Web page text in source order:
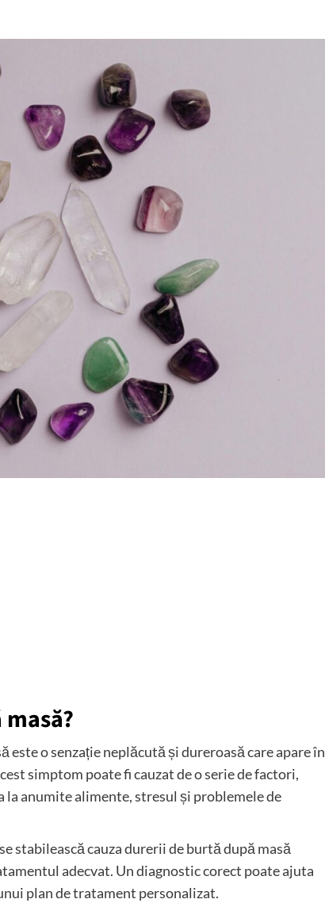
o senzație neplăcută și dureroasă care apare în
simptom poate fi cauzat de o serie de factori,
anumite alimente, stresul și problemele de
stabilească cauza durerii de burtă după masă
adecvat. Un diagnostic corect poate ajuta
plan de tratament personalizat.